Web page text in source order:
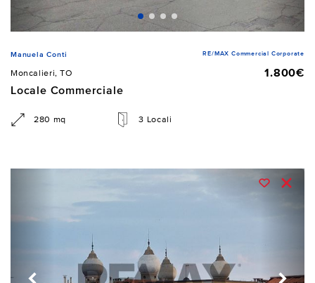
Manuela Conti RE/MAX Commercial Corporate
Moncalieri, TO
1.800€
Locale Commerciale
280 mq 3 Locali